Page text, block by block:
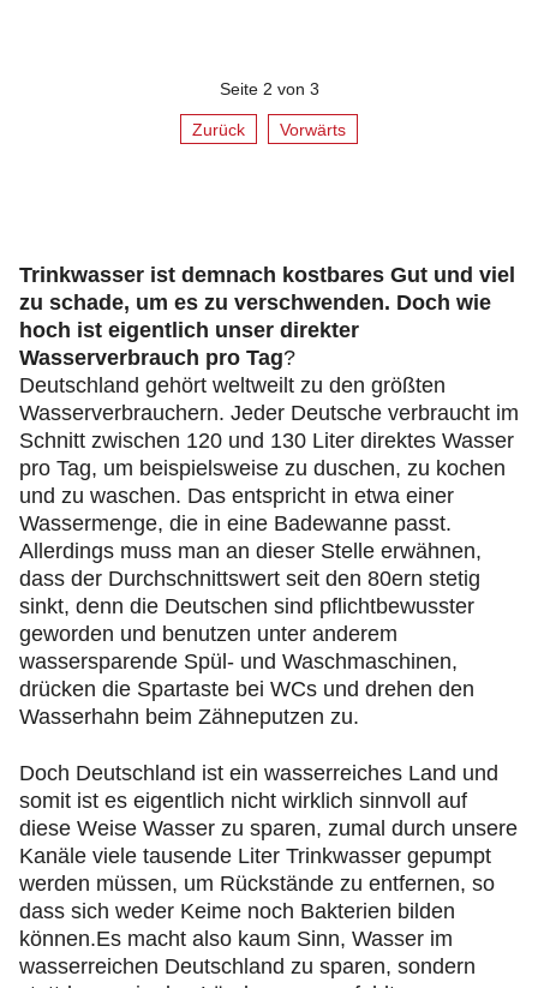
Seite 2 von 3
Zurück Vorwärts
Trinkwasser ist demnach kostbares Gut und viel
zu schade, um es zu verschwenden. Doch wie
hoch ist eigentlich unser direkter
Wasserverbrauch pro Tag?
Deutschland gehört weltweilt zu den größten
Wasserverbrauchern. Jeder Deutsche verbraucht im
Schnitt zwischen 120 und 130 Liter direktes Wasser
pro Tag, um beispielsweise zu duschen, zu kochen
und zu waschen. Das entspricht in etwa einer
Wassermenge, die in eine Badewanne passt.
Allerdings muss man an dieser Stelle erwähnen,
dass der Durchschnittswert seit den 80ern stetig
sinkt, denn die Deutschen sind pflichtbewusster
geworden und benutzen unter anderem
wassersparende Spül- und Waschmaschinen,
drücken die Spartaste bei WCs und drehen den
Wasserhahn beim Zähneputzen zu.
Doch Deutschland ist ein wasserreiches Land und
somit ist es eigentlich nicht wirklich sinnvoll auf
diese Weise Wasser zu sparen, zumal durch unsere
Kanäle viele tausende Liter Trinkwasser gepumpt
werden müssen, um Rückstände zu entfernen, so
dass sich weder Keime noch Bakterien bilden
können.Es macht also kaum Sinn, Wasser im
wasserreichen Deutschland zu sparen, sondern